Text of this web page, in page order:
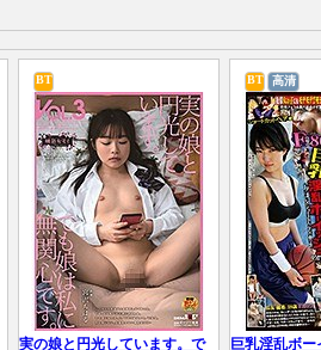
BT
実の娘と円光しています。で
BT 高清
巨乳淫乱ボ